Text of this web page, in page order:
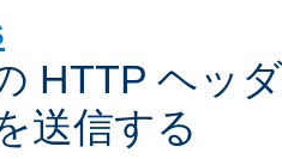
HTTP ヘッ
送信する